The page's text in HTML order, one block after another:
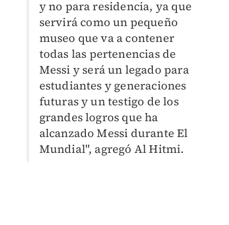
y no para residencia, ya que
servirá como un pequeño
museo que va a contener
todas las pertenencias de
Messi y será un legado para
estudiantes y generaciones
futuras y un testigo de los
grandes logros que ha
alcanzado Messi durante El
Mundial", agregó Al Hitmi.